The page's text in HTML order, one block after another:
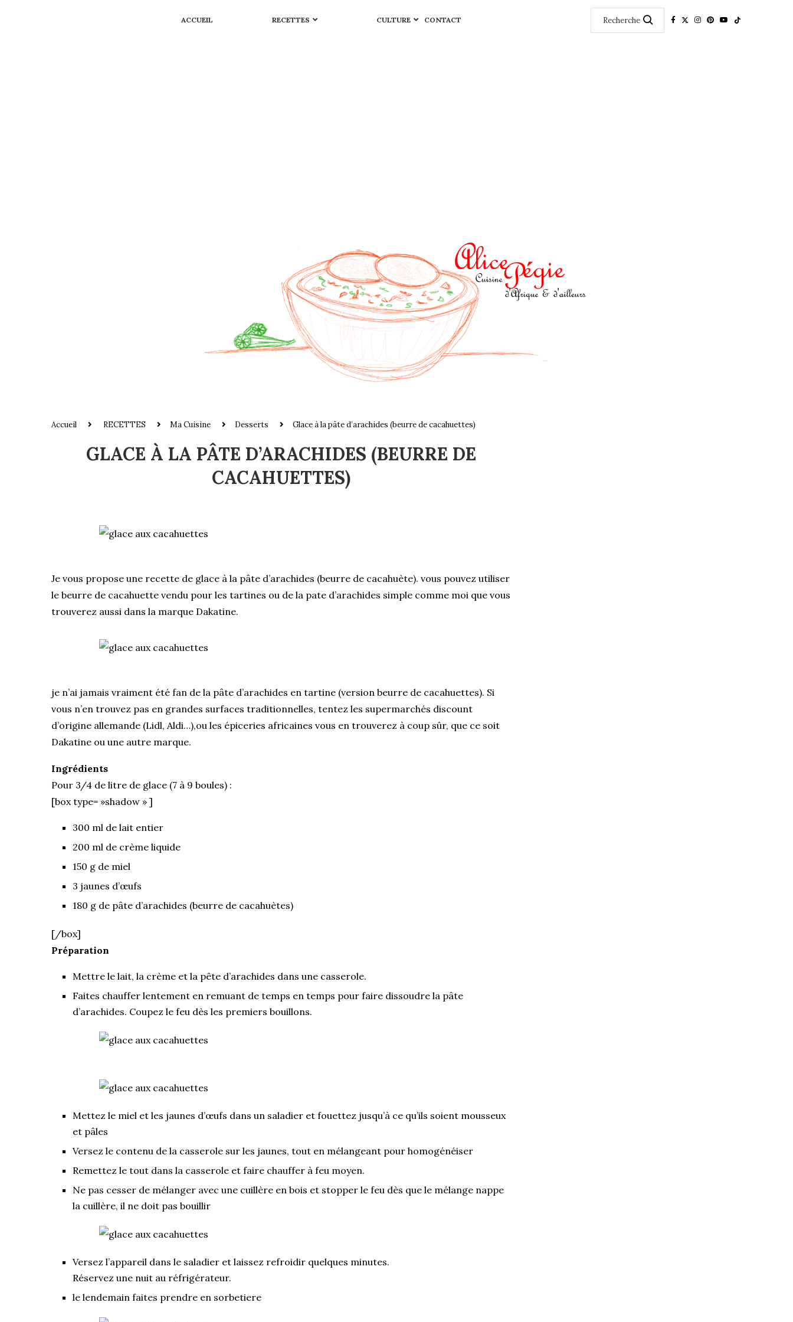
ACCUEIL RECETTES CULTURE CONTACT
Accueil RECETTES Ma Cuisine Desserts Glace à la pâte d’arachides (beurre de cacahuettes)
GLACE À LA PÂTE D’ARACHIDES (BEURRE DE
CACAHUETTES)
Je vous propose une recette de glace à la pâte d’arachides (beurre de cacahuète). vous pouvez utiliser
le beurre de cacahuette vendu pour les tartines ou de la pate d’arachides simple comme moi que vous
trouverez aussi dans la marque Dakatine.
je n’ai jamais vraiment été fan de la pâte d’arachides en tartine (version beurre de cacahuettes). Si
vous n’en trouvez pas en grandes surfaces traditionnelles, tentez les supermarchés discount
d’origine allemande (Lidl, Aldi…),ou les épiceries africaines vous en trouverez à coup sûr, que ce soit
Dakatine ou une autre marque.
Ingrédients
Pour 3/4 de litre de glace (7 à 9 boules) :
[box type= »shadow » ]
300 ml de lait entier
200 ml de crème liquide
150 g de miel
3 jaunes d’œufs
180 g de pâte d’arachides (beurre de cacahuètes)
[/box]
Préparation
Mettre le lait, la crème et la pête d’arachides dans une casserole.
Faites chauffer lentement en remuant de temps en temps pour faire dissoudre la pâte
d’arachides. Coupez le feu dès les premiers bouillons.
Mettez le miel et les jaunes d’œufs dans un saladier et fouettez jusqu’à ce qu’ils soient mousseux
et pâles
Versez le contenu de la casserole sur les jaunes, tout en mélangeant pour homogénéiser
Remettez le tout dans la casserole et faire chauffer à feu moyen.
Ne pas cesser de mélanger avec une cuillère en bois et stopper le feu dès que le mélange nappe
la cuillère, il ne doit pas bouillir
Versez l’appareil dans le saladier et laissez refroidir quelques minutes.
Réservez une nuit au réfrigérateur.
le lendemain faites prendre en sorbetiere